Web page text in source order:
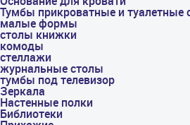
Тумбы прикроватные и туалетные
малые формы
столы книжки
комоды
стеллажи
журнальные столы
тумбы под телевизор
Зеркала
Настенные полки
Библиотеки